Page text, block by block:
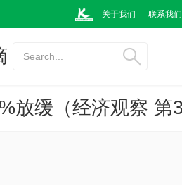
关于我们 联系我们
Search...